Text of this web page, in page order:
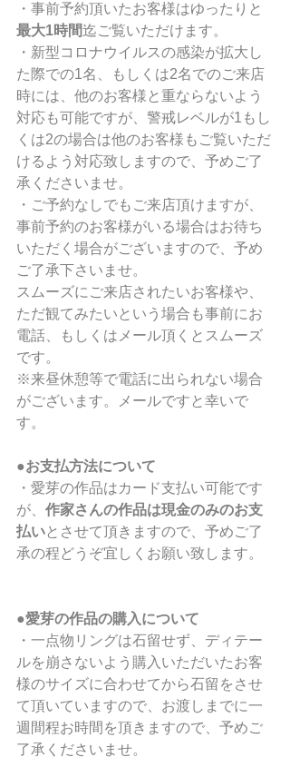
・事前予約頂いたお客様はゆったりと
最大1時間迄ご覧いただけます。
・新型コロナウイルスの感染が拡大し
た際での1名、もしくは2名でのご来店
時には、他のお客様と重ならないよう
対応も可能ですが、警戒レベルが1もし
くは2の場合は他のお客様もご覧いただ
けるよう対応致しますので、予めご了
承くださいませ。
・ご予約なしでもご来店頂けますが、
事前予約のお客様がいる場合はお待ち
いただく場合がございますので、予め
ご了承下さいませ。
スムーズにご来店されたいお客様や、
ただ観てみたいという場合も事前にお
電話、もしくはメール頂くとスムーズ
です。
※来昼休憩等で電話に出られない場合
がございます。メールですと幸いで
す。
●お支払方法について
・愛芽の作品はカード支払い可能です
が、 作家さんの作品は現金のみのお支
払いとさせて頂きますので、予めご了
承の程どうぞ宜しくお願い致します。
●愛芽の作品の購入について
・一点物リングは石留せず、ディテー
ルを崩さないよう購入いただいたお客
様のサイズに合わせてから石留をさせ
て頂いていますので、お渡しまでに一
週間程お時間を頂きますので、予めご
了承くださいませ。